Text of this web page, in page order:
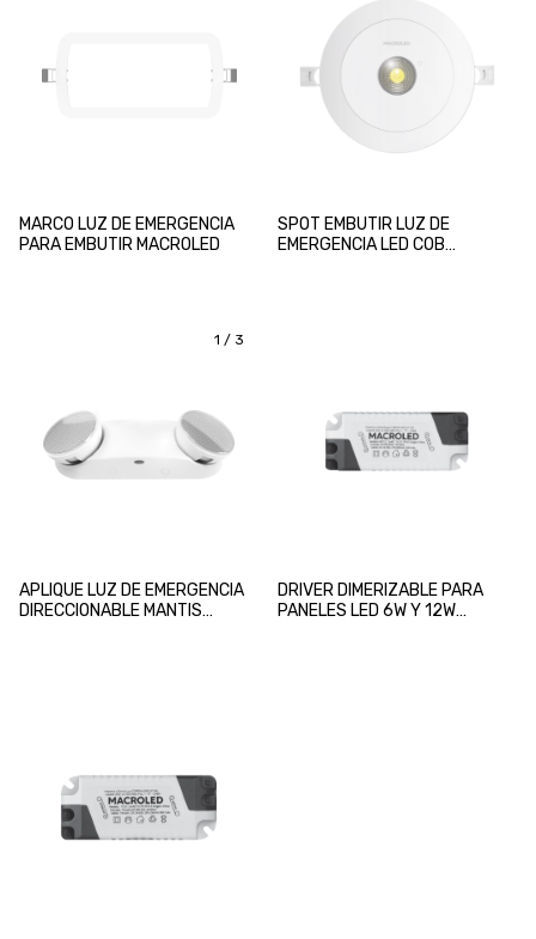
MARCO LUZ DE EMERGENCIA
PARA EMBUTIR MACROLED
SPOT EMBUTIR LUZ DE
EMERGENCIA LED COB
1 / 3
APLIQUE LUZ DE EMERGENCIA
DIRECCIONABLE MANTIS
DRIVER DIMERIZABLE PARA
PANELES LED 6W Y 12W